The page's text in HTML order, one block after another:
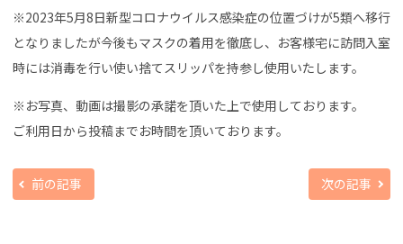
※2023年5月8日新型コロナウイルス感染症の位置づけが5類へ移行
となりましたが今後もマスクの着用を徹底し、お客様宅に訪問入室
時には消毒を行い使い捨てスリッパを持参し使用いたします。
※お写真、動画は撮影の承諾を頂いた上で使用しております。
ご利用日から投稿までお時間を頂いております。
前の記事 次の記事